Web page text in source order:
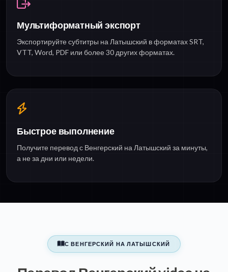
Мультиформатный экспорт
Экспортируйте субтитры на Латышский в форматах SRT,
VTT, Word, PDF или более 30 других форматах.
Быстрое выполнение
Получите перевод с Венгерский на Латышский за минуты,
а не за дни или недели.
С ВЕНГЕРСКИЙ НА ЛАТЫШСКИЙ